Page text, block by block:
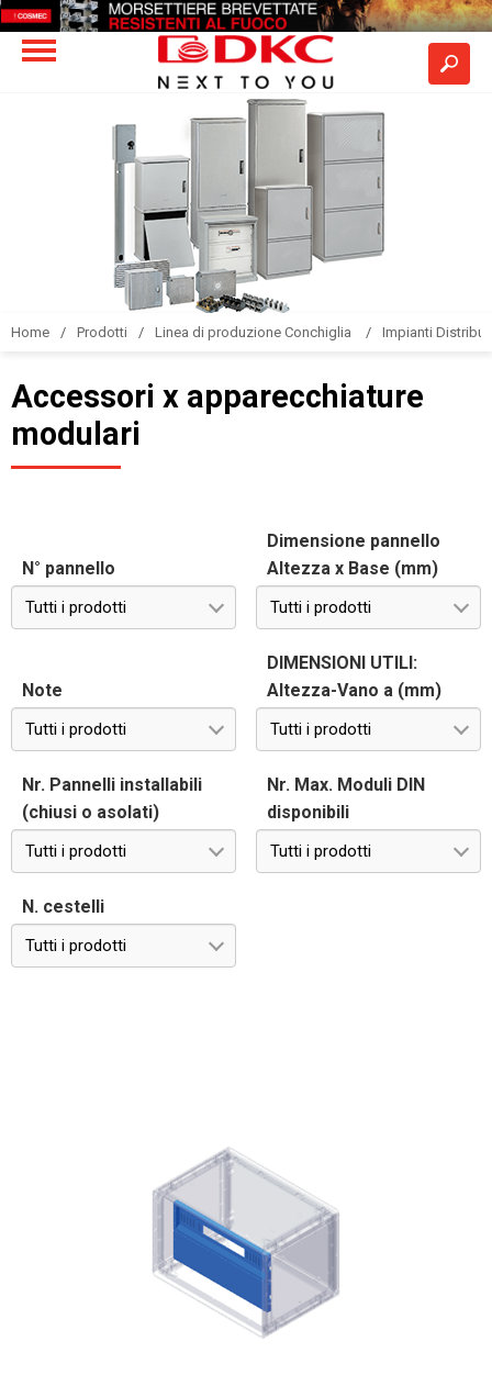
Home Prodotti Linea di produzione Conchiglia Impianti
Accessori x apparecchiature
modulari
N° pannello
Tutti i prodotti
Dimensione pannello
Altezza x Base (mm)
Tutti i prodotti
Note
Tutti i prodotti
DIMENSIONI UTILI:
Altezza-Vano a (mm)
Tutti i prodotti
Nr. Pannelli installabili
(chiusi o asolati)
Tutti i prodotti
Nr. Max. Moduli DIN
disponibili
Tutti i prodotti
N. cestelli
Tutti i prodotti